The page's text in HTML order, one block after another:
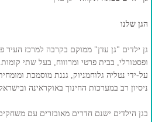
הגן שלנו
גן ילדים "גן עדן" ממוקם בקרבה למרכז
ופסטורלי, בבית פרטי ומרוווח, בעל שתי
על-ידי נטליה גלוחמניוק, גננת מוסמכת
ניסיון רב במערכות החינוך באוקראינה
בגן הילדים ישנם חדרים מאובזרים עם